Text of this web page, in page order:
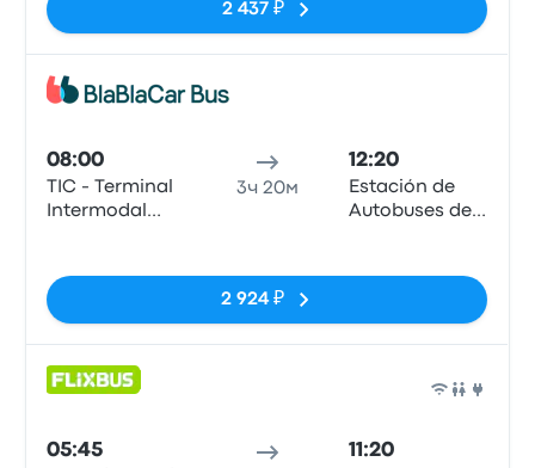
2 437 ₽
08:00
TIC - Terminal
Intermodal
4300-084
Porto
3ч 20м
12:20
Estación de
Autobuses de
2 924 ₽
05:45 11:20